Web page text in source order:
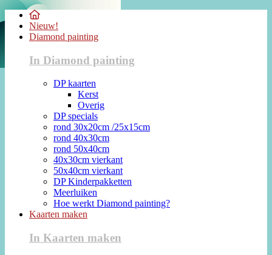
Nieuw!
Diamond painting
In Diamond painting
DP kaarten
Kerst
Overig
DP specials
rond 30x20cm /25x15cm
rond 40x30cm
rond 50x40cm
40x30cm vierkant
50x40cm vierkant
DP Kinderpakketten
Meerluiken
Hoe werkt Diamond painting?
Kaarten maken
In Kaarten maken